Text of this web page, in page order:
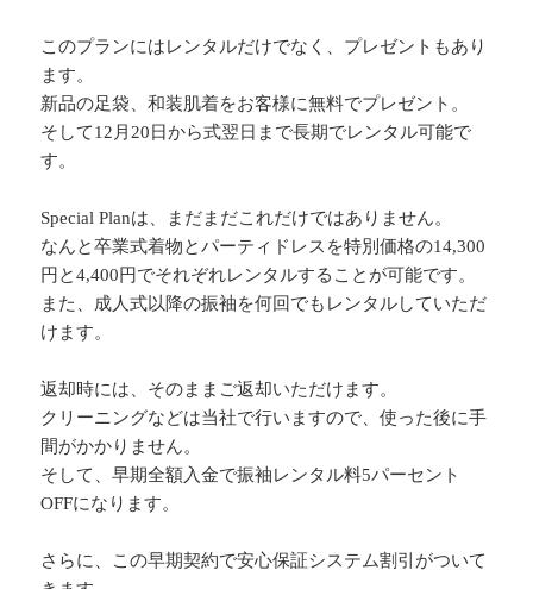
このプランにはレンタルだけでなく、プレゼントもあり
ます。
新品の足袋、和装肌着をお客様に無料でプレゼント。
そして12月20日から式翌日まで長期でレンタル可能で
す。
Special Planは、まだまだこれだけではありません。
なんと卒業式着物とパーティドレスを特別価格の14,300
円と4,400円でそれぞれレンタルすることが可能です。
また、成人式以降の振袖を何回でもレンタルしていただ
けます。
返却時には、そのままご返却いただけます。
クリーニングなどは当社で行いますので、使った後に手
間がかかりません。
そして、早期全額入金で振袖レンタル料5パーセント
OFFになります。
さらに、この早期契約で安心保証システム割引がついて